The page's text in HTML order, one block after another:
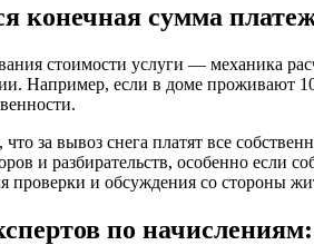
конечная сумма
стоимости услуги — механика
Например, если в доме проживают
что за вывоз снега платят все
и разбирательств, особенно
проверки и обсуждения со стороны
по